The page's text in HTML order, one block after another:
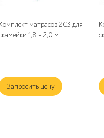
Комплект матрасов 2С3 для
1,8 - 2,0 м.
Запросить цену